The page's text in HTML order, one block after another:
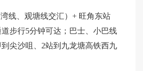
线、观塘线交汇）+ 旺角东站
道步行5分钟可达；巴士、小巴线
尖沙咀、2站到九龙塘高铁西九